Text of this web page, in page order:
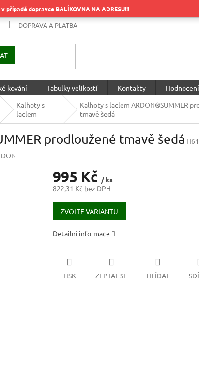
případě dopravce BALÍKOVNA NA ADRESU!!!
DOPRAVA A PLATBA
kování Tabulky velikostí Kontakty
Kalhoty s
laclem
Kalhoty s laclem ARDON®SUMMER
tmavě šedá
prodloužené tmavě šedá
995 Kč / ks
822,31 Kč bez DPH
Měrná
cena:
ZVOLTE VARIANTU
Detailní informace
TISK ZEPTAT SE HLÍDAT